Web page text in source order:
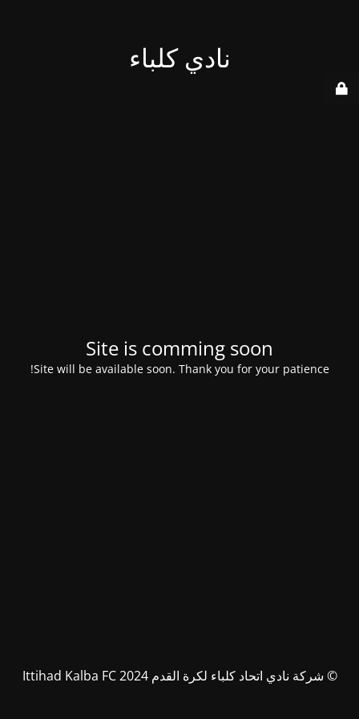
نادي كلباء
Site is comming soon
Site will be available soon. Thank you for your patience!
© شركة نادي اتحاد كلباء لكرة القدم Ittihad Kalba FC 2024